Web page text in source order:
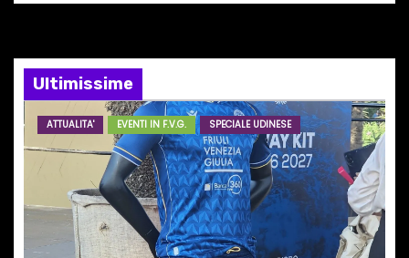
e
a
r
i
Ultimissime
ATTUALITA' EVENTI IN F.V.G. SPECIALE UDINESE